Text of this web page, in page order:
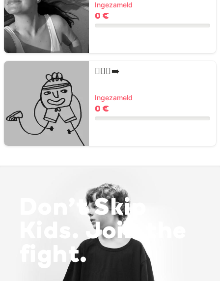
Ingezameld
0 €
🏃🏻‍♀️‍➡️
Ingezameld
0 €
Don’t Skip
Kids. Join the
fight.